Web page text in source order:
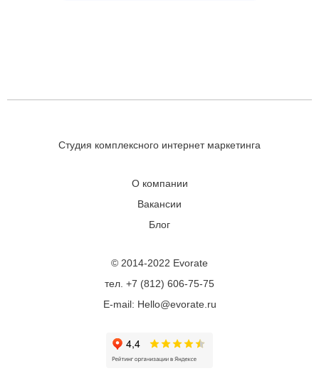
Студия комплексного интернет маркетинга
О компании
Вакансии
Блог
© 2014-2022 Evorate
тел. +7 (812) 606-75-75
E-mail: Hello@evorate.ru